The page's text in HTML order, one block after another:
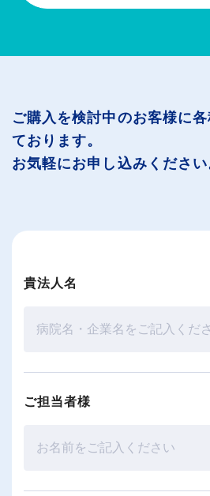
ご購入を検討中のお客様に
ております。
お気軽にお申し込みください
貴法人名
ご担当者様